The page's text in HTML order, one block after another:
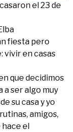
el 23 de
fiesta pero
vivir en casas
que decidimos
a ser algo muy
su casa y yo
amigos,
hace el